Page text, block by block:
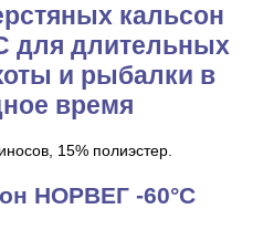
кальсон
для длительных
и рыбалки в
время
15% полиэстер.
НОРВЕГ -60°C